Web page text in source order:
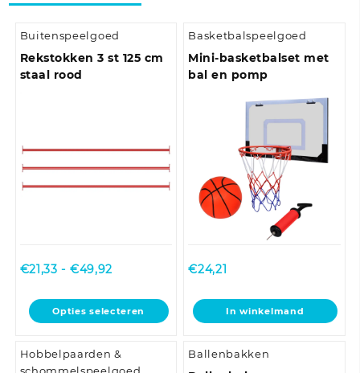
Buitenspeelgoed
Rekstokken 3 st 125 cm
staal rood
€21,33 - €49,92
tot
€49,92
Opties selecteren
Dit
product
meerdere
Basketbalspeelgoed
Mini-basketbalset met
bal en pomp
€24,21
In winkelmand
Hobbelpaarden &
Ballenbakken